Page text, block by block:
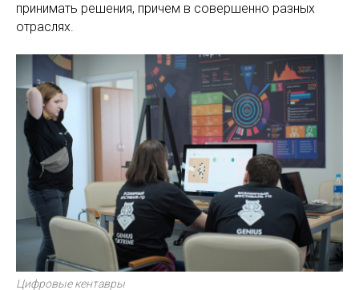
принимать решения, причем в совершенно разных
отраслях.
Цифровые кентавры